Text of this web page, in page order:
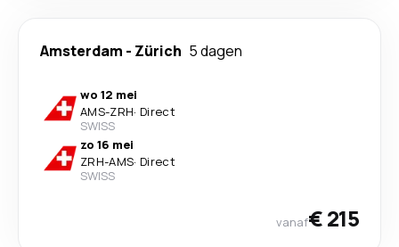
Amsterdam - Zürich 5 dagen
wo 12 mei
AMS-ZRH· Direct
SWISS
zo 16 mei
ZRH-AMS· Direct
SWISS
vanaf€ 215